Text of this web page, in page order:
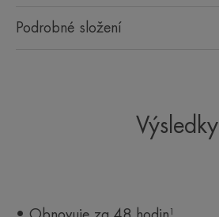
Podrobné složení
Výsledky